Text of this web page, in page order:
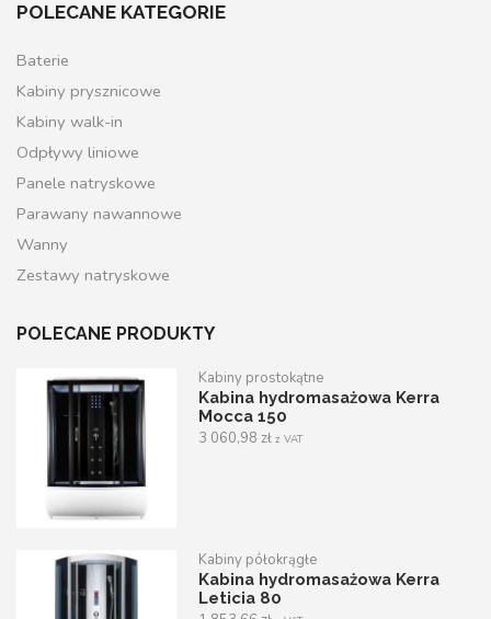
POLECANE KATEGORIE
Baterie
Kabiny prysznicowe
Kabiny walk-in
Odpływy liniowe
Panele natryskowe
Parawany nawannowe
Wanny
Zestawy natryskowe
POLECANE PRODUKTY
Kabiny prostokątne
Kabina hydromasażowa Kerra
Mocca 150
3 060,98zł z VAT
Kabiny półokrągłe
Kabina hydromasażowa Kerra
Leticia 80